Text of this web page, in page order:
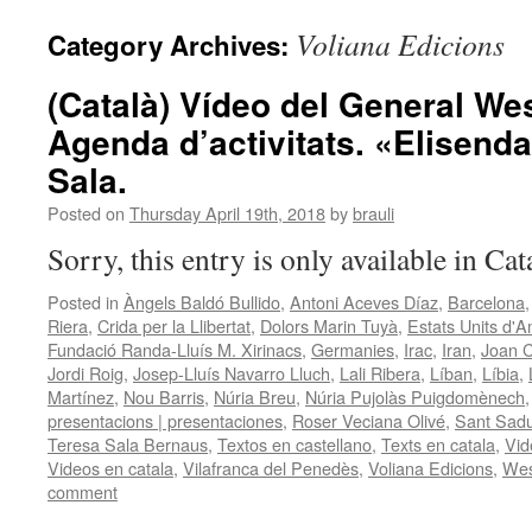
Category Archives: Voliana Edicions
(Català) Vídeo del General
Agenda d’activitats.
Sala.
Posted on Thursday April 19th, 2018bybrauli
Sorry, this entry is only available in
Posted in Àngels Baldó Bullido, Antoni Aceves Díaz, Barcelona
Riera, Crida per la Llibertat, Dolors Marin Tuyà, Estats Units
Fundació Randa-Lluís M. Xirinacs, Germanies, Irac, Iran, Joan
Jordi Roig, Josep-Lluís Navarro Lluch, Lali Ribera, Líban, Líbia,
Martínez, Nou Barris, Núria Breu, Núria Pujolàs Puigdomènech
presentacions | presentaciones, Roser Veciana Olivé, Sant
Teresa Sala Bernaus, Textos en castellano, Texts en catala,
Videos en catala, Vilafranca del Penedès, Voliana Edicions,
comment